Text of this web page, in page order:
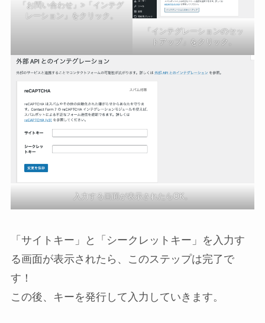
「お問い合わせ」>「インテグ
レーション」をクリック。
「インテグレーションのセッ
トアップ」をクリック。
入力する画面が表示されたらOK。
「サイトキー」と「シークレットキー」を入力す
る画面が表示されたら、このステップは完了で
す！
この後、キーを発行して入力していきます。